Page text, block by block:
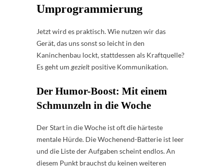
Umprogrammierung
Jetzt wird es praktisch. Wie nutzen wir das
Gerät, das uns sonst so leicht in den
Kaninchenbau lockt, stattdessen als Kraftquelle?
Es geht um gezielt positive Kommunikation.
Der Humor-Boost: Mit einem
Schmunzeln in die Woche
Der Start in die Woche ist oft die härteste
mentale Hürde. Die Wochenend-Batterie ist leer
und die Liste der Aufgaben scheint endlos. An
diesem Punkt brauchst du keinen weiteren